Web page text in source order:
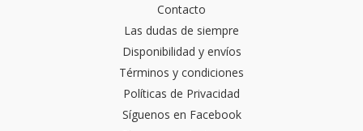
Contacto
Las dudas de siempre
Disponibilidad y envíos
Términos y condiciones
Políticas de Privacidad
Síguenos en Facebook